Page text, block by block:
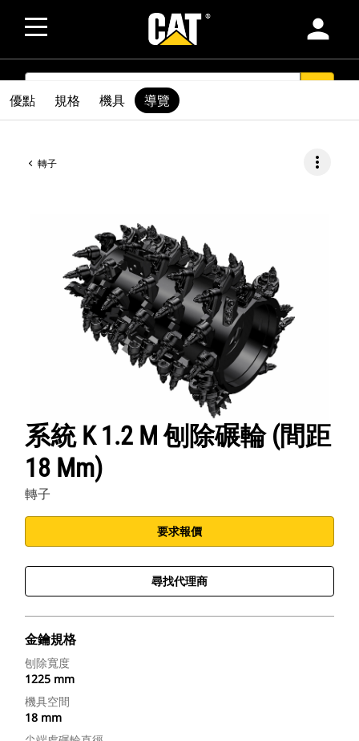
person
SEARCH
轉子 more_vert
系統 K 1.2 M 刨除碾輪 (間距
18 Mm)
轉子
要求報價
尋找代理商
金鑰規格
刨除寬度
1225 mm
機具空間
18 mm
優點 規格 機具 導覽